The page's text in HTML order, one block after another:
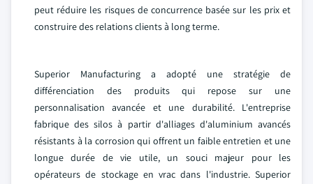
peut réduire les risques de concurrence basée sur les prix et
construire des relations clients à long terme.
Superior Manufacturing a adopté une stratégie de
différenciation des produits qui repose sur une
personnalisation avancée et une durabilité. L'entreprise
fabrique des silos à partir d'alliages d'aluminium avancés
résistants à la corrosion qui offrent un faible entretien et une
longue durée de vie utile, un souci majeur pour les
opérateurs de stockage en vrac dans l'industrie. Superior